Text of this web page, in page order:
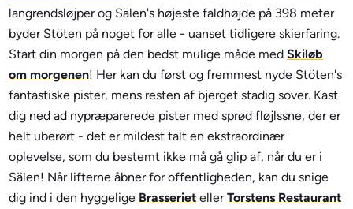
langrendsløjper og Sälen's højeste faldhøjde på 398 meter
byder Stöten på noget for alle - uanset tidligere skierfaring.
Start din morgen på den bedst mulige måde medSkiløb
om morgenen! Her kan du først og fremmest nyde Stöten's
fantastiske pister, mens resten af bjerget stadig sover. Kast
dig ned ad nypræparerede pister med sprød fløjlssne, der er
helt uberørt - det er mildest talt en ekstraordinær
oplevelse, som du bestemt ikke må gå glip af, når du er i
Sälen! Når lifterne åbner for offentligheden, kan du snige
dig ind i den hyggelige Brasseriet ellerTorstens Restaurant